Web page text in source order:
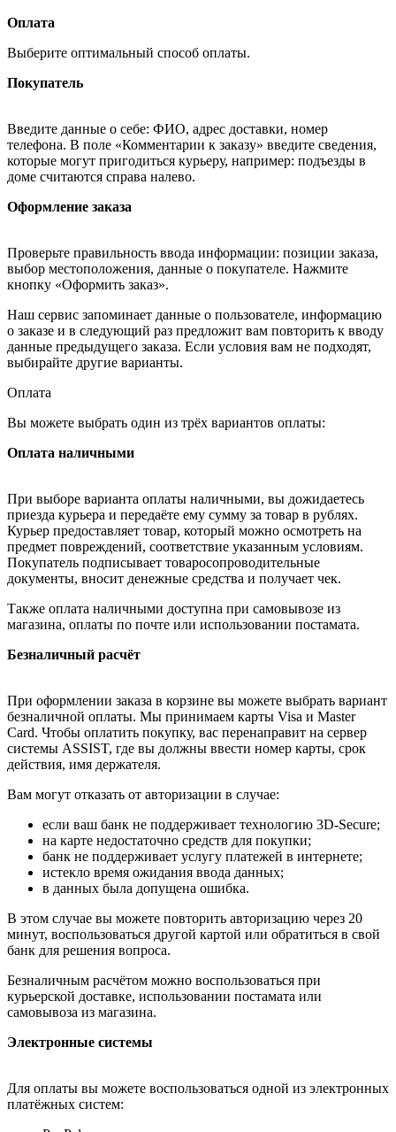
Оплата
Выберите оптимальный способ оплаты.
Покупатель
Введите данные о себе: ФИО, адрес доставки, номер
телефона. В поле «Комментарии к заказу» введите сведения,
которые могут пригодиться курьеру, например: подъезды в
доме считаются справа налево.
Оформление заказа
Проверьте правильность ввода информации: позиции заказа,
выбор местоположения, данные о покупателе. Нажмите
кнопку «Оформить заказ».
Наш сервис запоминает данные о пользователе, информацию
о заказе и в следующий раз предложит вам повторить к вводу
данные предыдущего заказа. Если условия вам не подходят,
выбирайте другие варианты.
Оплата
Вы можете выбрать один из трёх вариантов оплаты:
Оплата наличными
При выборе варианта оплаты наличными, вы дожидаетесь
приезда курьера и передаёте ему сумму за товар в рублях.
Курьер предоставляет товар, который можно осмотреть на
предмет повреждений, соответствие указанным условиям.
Покупатель подписывает товаросопроводительные
документы, вносит денежные средства и получает чек.
Также оплата наличными доступна при самовывозе из
магазина, оплаты по почте или использовании постамата.
Безналичный расчёт
При оформлении заказа в корзине вы можете выбрать вариант
безналичной оплаты. Мы принимаем карты Visa и Master
Card. Чтобы оплатить покупку, вас перенаправит на сервер
системы ASSIST, где вы должны ввести номер карты, срок
действия, имя держателя.
Вам могут отказать от авторизации в случае:
если ваш банк не поддерживает технологию 3D-Secure;
на карте недостаточно средств для покупки;
банк не поддерживает услугу платежей в интернете;
истекло время ожидания ввода данных;
в данных была допущена ошибка.
В этом случае вы можете повторить авторизацию через 20
минут, воспользоваться другой картой или обратиться в свой
банк для решения вопроса.
Безналичным расчётом можно воспользоваться при
курьерской доставке, использовании постамата или
самовывоза из магазина.
Электронные системы
Для оплаты вы можете воспользоваться одной из электронных
платёжных систем: